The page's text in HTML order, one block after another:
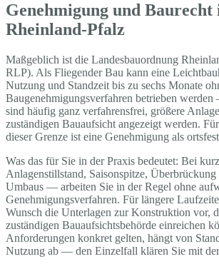
Genehmigung und Baurecht
Rheinland-Pfalz
Maßgeblich ist die Landesbauordnung
RLP). Als Fliegender Bau kann eine
Nutzung und Standzeit bis zu sechs Monate
Baugenehmigungsverfahren betrieben
sind häufig ganz verfahrensfrei, größere
zuständigen Bauaufsicht angezeigt werden.
dieser Grenze ist eine Genehmigung als
Was das für Sie in der Praxis bedeutet: Bei
Anlagenstillstand, Saisonspitze, Überbrückung
Umbaus — arbeiten Sie in der Regel ohne
Genehmigungsverfahren. Für längere
Wunsch die Unterlagen zur Konstruktion vor,
zuständigen Bauaufsichtsbehörde einreichen
Anforderungen konkret gelten, hängt von
Nutzung ab — den Einzelfall klären Sie mit